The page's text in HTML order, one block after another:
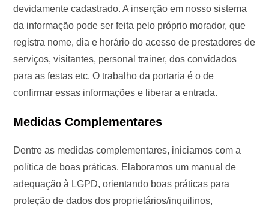
devidamente cadastrado. A inserção em nosso sistema
da informação pode ser feita pelo próprio morador, que
registra nome, dia e horário do acesso de prestadores de
serviços, visitantes, personal trainer, dos convidados
para as festas etc. O trabalho da portaria é o de
confirmar essas informações e liberar a entrada.
Medidas Complementares
Dentre as medidas complementares, iniciamos com a
política de boas práticas. Elaboramos um manual de
adequação à LGPD, orientando boas práticas para
proteção de dados dos proprietários/inquilinos,